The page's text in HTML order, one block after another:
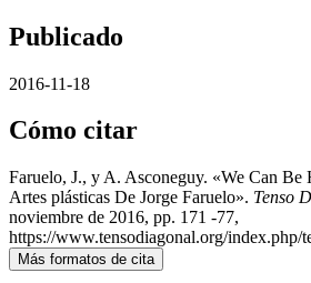
Publicado
2016-11-18
Cómo citar
Faruelo, J., y A. Asconeguy. «We Can Be
Artes plásticas De Jorge Faruelo». Tenso
noviembre de 2016, pp. 171 -77,
https://www.tensodiagonal.org/index.php/
Más formatos de cita